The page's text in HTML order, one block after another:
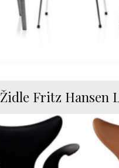
Židle Fritz Hansen